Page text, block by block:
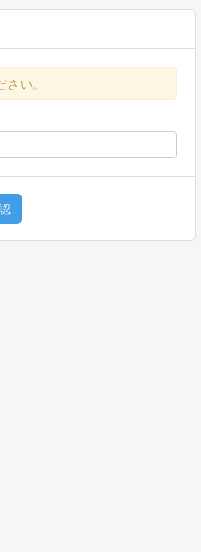
い。